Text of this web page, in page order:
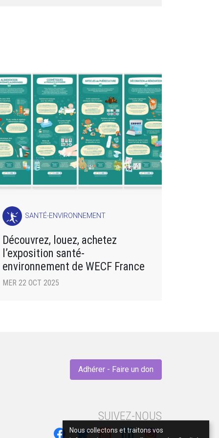
SANTÉ-ENVIRONNEMENT
Découvrez, louez, achetez
l’exposition santé-
environnement de WECF France
MER 22 OCT 2025
Adhérer - Faire un don
SUIVEZ-NOUS
Nous collectons et traitons vos